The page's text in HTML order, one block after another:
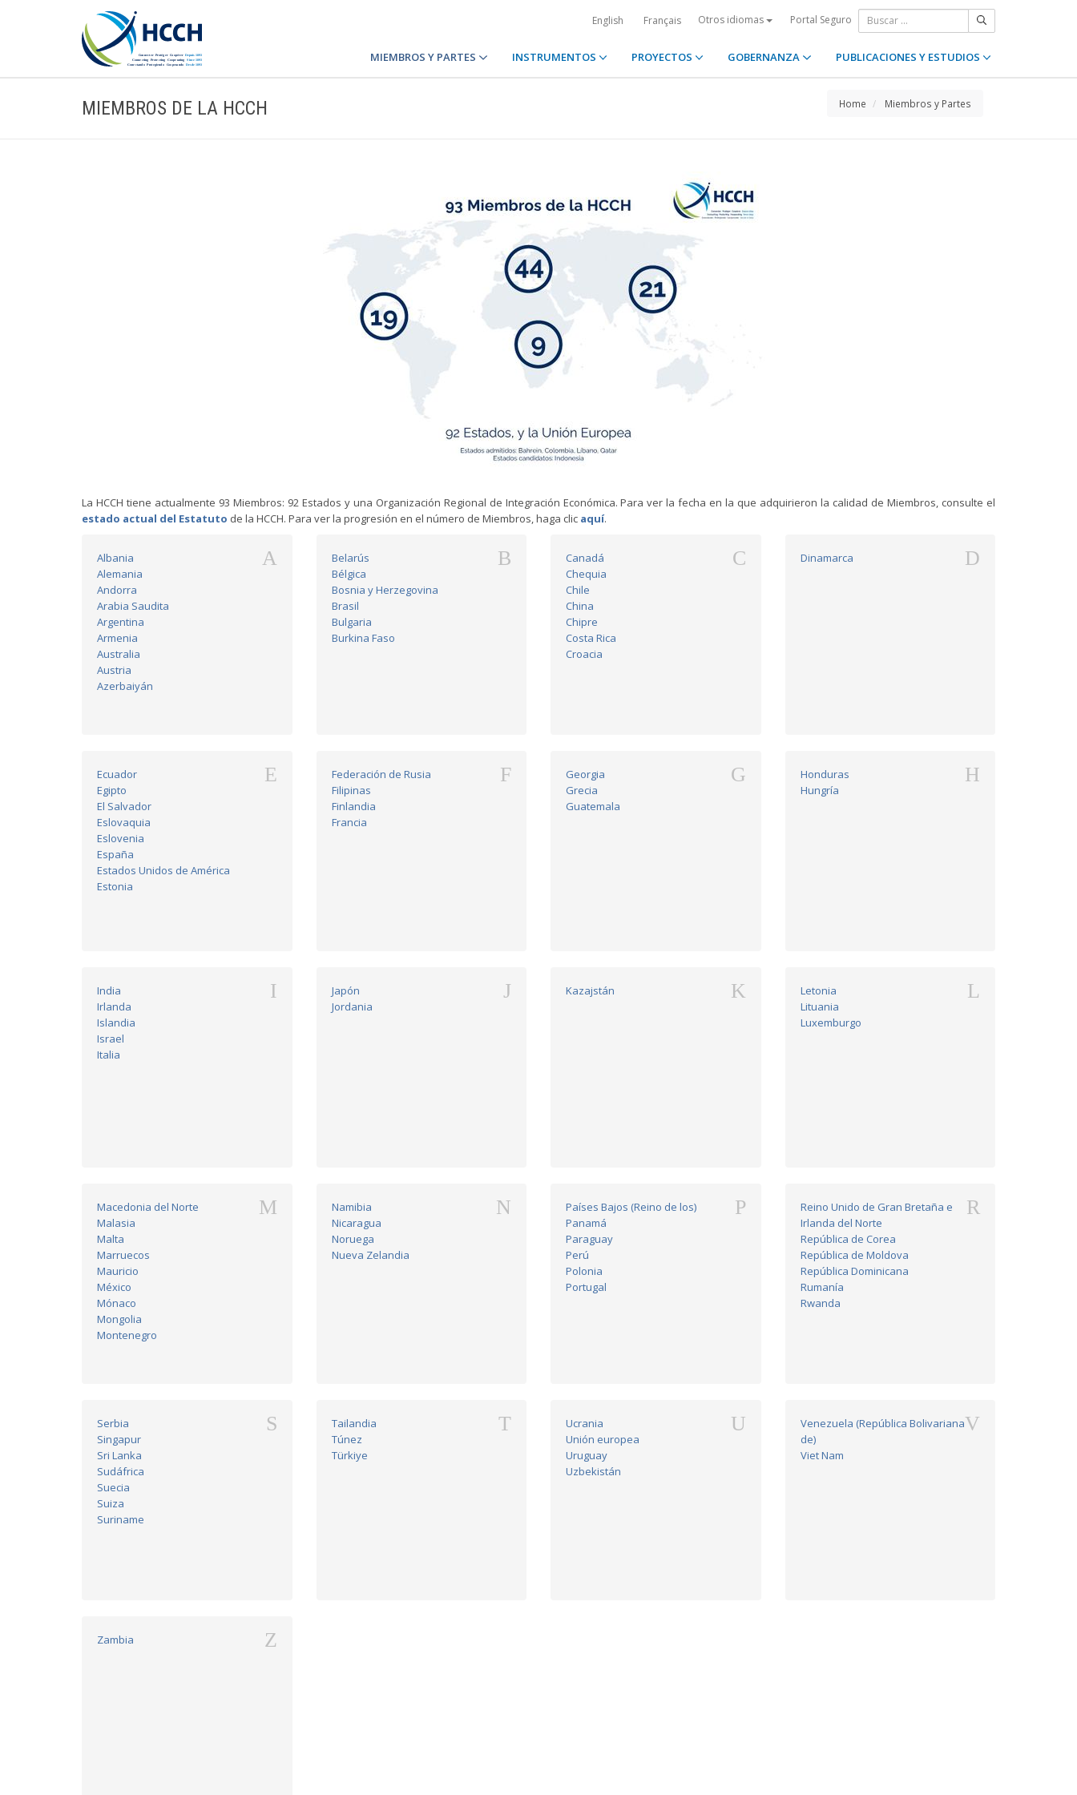
English Français Otros idiomas Portal Seguro
MIEMBROS Y PARTES INSTRUMENTOS PROYECTOS GOBERNANZA PUBLICACIONES Y ESTUDIOS
MIEMBROS DE LA HCCH Home Miembros y Partes
La HCCH tiene actualmente 93 Miembros: 92 Estados y una Organización Regional de Integración Económica. Para ver la fecha en la que adquirieron la calidad de Miembros, consulte el
estado actual del Estatuto de la HCCH. Para ver la progresión en el número de Miembros, haga clic aquí.
A
Albania
Alemania
Andorra
Arabia Saudita
Argentina
Armenia
Australia
Austria
Azerbaiyán
B
Belarús
Bélgica
Bosnia y Herzegovina
Brasil
Bulgaria
Burkina Faso
C
Canadá
Chequia
Chile
China
Chipre
Costa Rica
Croacia
D
Dinamarca
E
Ecuador
Egipto
El Salvador
Eslovaquia
Eslovenia
España
Estados Unidos de América
Estonia
F
Federación de Rusia
Filipinas
Finlandia
Francia
G
Georgia
Grecia
Guatemala
H
Honduras
Hungría
I
India
Irlanda
Islandia
Israel
Italia
J
Japón
Jordania
K
Kazajstán L
Letonia
Lituania
Luxemburgo
M
Macedonia del Norte
Malasia
Malta
Marruecos
Mauricio
México
Mónaco
Mongolia
Montenegro
N
Namibia
Nicaragua
Noruega
Nueva Zelandia
P
Países Bajos (Reino de los)
Panamá
Paraguay
Perú
Polonia
Portugal
R
Reino Unido de Gran Bretaña e
Irlanda del Norte
República de Corea
República de Moldova
República Dominicana
Rumanía
Rwanda
S
Serbia
Singapur
Sri Lanka
Sudáfrica
Suecia
Suiza
Suriname
T
Tailandia
Túnez
Türkiye
U
Ucrania
Unión europea
Uruguay
Uzbekistán
V
Venezuela (República Bolivariana
de)
Viet Nam
Z
Zambia